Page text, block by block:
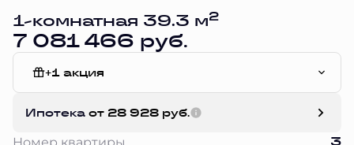
1-комнатная 39.3 м2
7 081 466 руб.
+1 акция
Ипотека от 28 928 руб.
Номер квартиры